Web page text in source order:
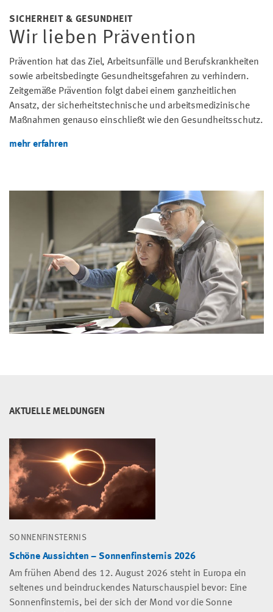
SICHERHEIT & GESUNDHEIT
Wir lieben Prävention
Prävention hat das Ziel, Arbeitsunfälle und Berufskrankheiten
sowie arbeitsbedingte Gesundheitsgefahren zu verhindern.
Zeitgemäße Prävention folgt dabei einem ganzheitlichen
Ansatz, der sicherheitstechnische und arbeitsmedizinische
Maßnahmen genauso einschließt wie den Gesundheitsschutz.
mehr erfahren
AKTUELLE MELDUNGEN
SONNENFINSTERNIS
Schöne Aussichten – Sonnenfinsternis 2026
Am frühen Abend des 12. August 2026 steht in Europa ein
seltenes und beindruckendes Naturschauspiel bevor: Eine
Sonnenfinsternis, bei der sich der Mond vor die Sonne